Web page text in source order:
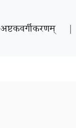
अष्टकवर्गीकरणम् |